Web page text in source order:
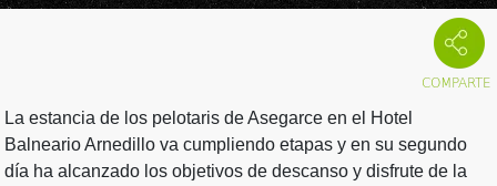
La estancia de los pelotaris de Asegarce en el Hotel
Balneario Arnedillo va cumpliendo etapas y en su segundo
día ha alcanzado los objetivos de descanso y disfrute de la